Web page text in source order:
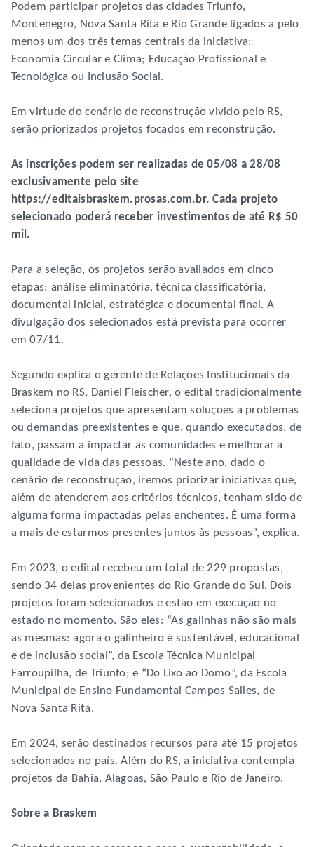
Podem participar projetos das cidades Triunfo,
Montenegro, Nova Santa Rita e Rio Grande ligados a pelo
menos um dos três temas centrais da iniciativa:
Economia Circular e Clima; Educação Profissional e
Tecnológica ou Inclusão Social.
Em virtude do cenário de reconstrução vivido pelo RS,
serão priorizados projetos focados em reconstrução.
As inscrições podem ser realizadas de 05/08 a 28/08
exclusivamente pelo site
https://editaisbraskem.prosas.com.br. Cada projeto
selecionado poderá receber investimentos de até R$ 50
mil.
Para a seleção, os projetos serão avaliados em cinco
etapas: análise eliminatória, técnica classificatória,
documental inicial, estratégica e documental final. A
divulgação dos selecionados está prevista para ocorrer
em 07/11.
Segundo explica o gerente de Relações Institucionais da
Braskem no RS, Daniel Fleischer, o edital tradicionalmente
seleciona projetos que apresentam soluções a problemas
ou demandas preexistentes e que, quando executados, de
fato, passam a impactar as comunidades e melhorar a
qualidade de vida das pessoas. “Neste ano, dado o
cenário de reconstrução, iremos priorizar iniciativas que,
além de atenderem aos critérios técnicos, tenham sido de
alguma forma impactadas pelas enchentes. É uma forma
a mais de estarmos presentes juntos às pessoas”, explica.
Em 2023, o edital recebeu um total de 229 propostas,
sendo 34 delas provenientes do Rio Grande do Sul. Dois
projetos foram selecionados e estão em execução no
estado no momento. São eles: “As galinhas não são mais
as mesmas: agora o galinheiro é sustentável, educacional
e de inclusão social”, da Escola Técnica Municipal
Farroupilha, de Triunfo; e “Do Lixo ao Domo”, da Escola
Municipal de Ensino Fundamental Campos Salles, de
Nova Santa Rita.
Em 2024, serão destinados recursos para até 15 projetos
selecionados no país. Além do RS, a iniciativa contempla
projetos da Bahia, Alagoas, São Paulo e Rio de Janeiro.
Sobre a Braskem